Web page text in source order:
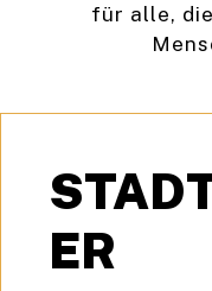
für alle,
ER